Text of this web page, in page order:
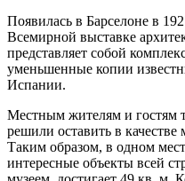
Появилась в Барселоне в
Всемирной выставке
представляет собой
уменьшенные копии
Испании.
Местным жителям и гостям
решили оставить в
Таким образом, в одном
интересные объекты всей